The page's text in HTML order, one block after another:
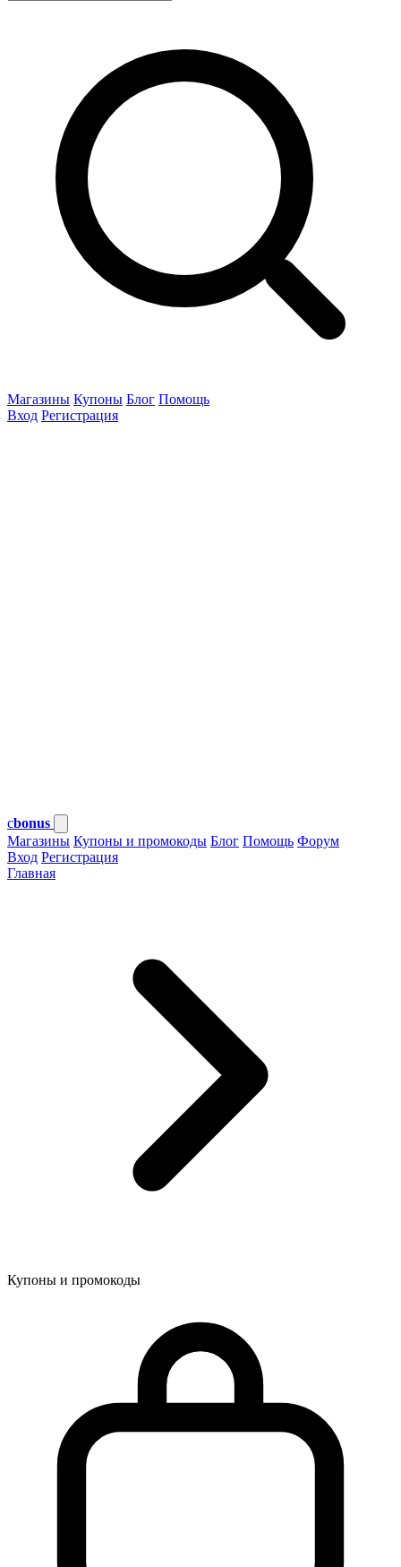
Магазины Купоны Блог Помощь
Вход Регистрация
cbonus
Магазины Купоны и промокоды Блог Помощь Форум
Вход Регистрация
Главная
Купоны и промокоды